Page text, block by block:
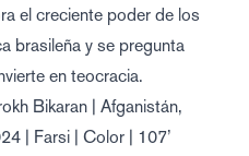
el creciente poder de los
brasileña y se pregunta
en teocracia.
Bikaran | Afganistán,
| Farsi | Color | 107’